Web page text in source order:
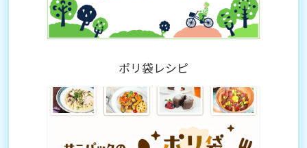
ポリ袋レシピ